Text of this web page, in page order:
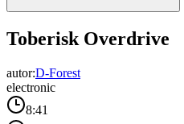
Toberisk Overdrive
autor:D-Forest
electronic
8:41